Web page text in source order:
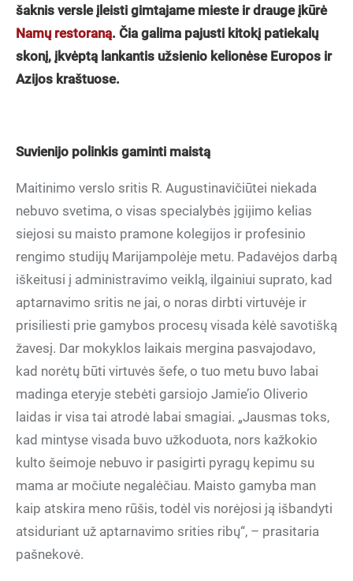
šaknis versle įleisti gimtajame mieste ir drauge įkūrė
Namų restoraną. Čia galima pajusti kitokį patiekalų
skonį, įkvėptą lankantis užsienio kelionėse Europos ir
Azijos kraštuose.
Suvienijo polinkis gaminti maistą
Maitinimo verslo sritis R. Augustinavičiūtei niekada
nebuvo svetima, o visas specialybės įgijimo kelias
siejosi su maisto pramone kolegijos ir profesinio
rengimo studijų Marijampolėje metu. Padavėjos darbą
iškeitusi į administravimo veiklą, ilgainiui suprato, kad
aptarnavimo sritis ne jai, o noras dirbti virtuvėje ir
prisiliesti prie gamybos procesų visada kėlė savotišką
žavesį. Dar mokyklos laikais mergina pasvajodavo,
kad norėtų būti virtuvės šefe, o tuo metu buvo labai
madinga eteryje stebėti garsiojo Jamie’io Oliverio
laidas ir visa tai atrodė labai smagiai. „Jausmas toks,
kad mintyse visada buvo užkoduota, nors kažkokio
kulto šeimoje nebuvo ir pasigirti pyragų kepimu su
mama ar močiute negalėčiau. Maisto gamyba man
kaip atskira meno rūšis, todėl vis norėjosi ją išbandyti
atsiduriant už aptarnavimo srities ribų“, – prasitaria
pašnekovė.